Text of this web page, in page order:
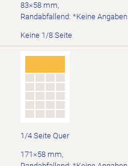
83×58 mm,
Randabfallend: *Keine Angaben
Keine 1/8 Seite
1/4 Seite Quer
171×58 mm,